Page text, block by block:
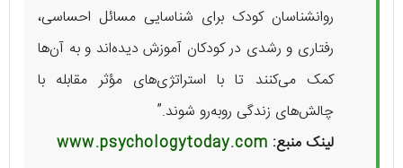
روانشناسان کودک برای شناسایی مسائل احساسی،
رفتاری و رشدی در کودکان آموزش دیده‌اند و به آن‌ها
کمک می‌کنند تا با استراتژی‌های مؤثر مقابله با
چالش‌های زندگی روبه‌رو شوند.”
لینک منبع: www.psychologytoday.com